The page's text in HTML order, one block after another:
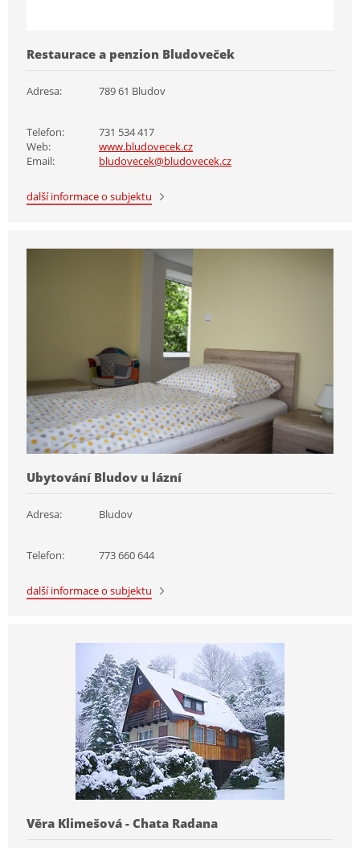
Restaurace a penzion Bludoveček
Adresa: 789 61 Bludov
Telefon:
731 534 417
Web:
www.bludovecek.cz
Email:
bludovecek@bludovecek.cz
další informace o subjektu
Ubytování Bludov u lázní
Adresa: Bludov
Telefon: 773 660 644
další informace o subjektu
Věra Klimešová - Chata Radana